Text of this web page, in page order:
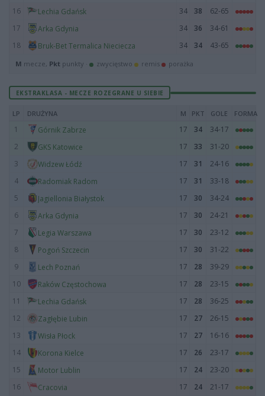
16
Lechia Gdańsk 34 38
62-65
17
Arka Gdynia 34 36
34-61
18
Bruk-Bet Termalica Nieciecza 34 34 43-65
M mecze, Pkt punkty · zwycięstwo remis porażka
EKSTRAKLASA - MECZE ROZEGRANE U SIEBIE
LP DRUŻYNA M PKT GOLE FORMA
1 Górnik Zabrze 17 34
34-17
2
GKS Katowice 17 33
31-20
3
Widzew Łódź 17 31
24-16
4
Radomiak Radom 17 31
33-18
5
Jagiellonia Białystok 17 30
34-24
6
Arka Gdynia 17 30
24-21
7
Legia Warszawa 17 30
23-12
8
Pogoń Szczecin 17 30
31-22
9
Lech Poznań 17 28
39-29
10
Raków Częstochowa 17 28
23-15
11
Lechia Gdańsk 17 28
36-25
12
Zagłębie Lubin 17 27
26-15
13
Wisła Płock 17 27
16-16
14
Korona Kielce 17 26
23-17
15
Motor Lublin 17 24
23-20
16
Cracovia 17 24 21-17